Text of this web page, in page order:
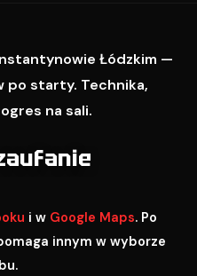
Łódzkim —
po starty. Technika,
na sali.
i w Google Maps. Po
innym w wyborze